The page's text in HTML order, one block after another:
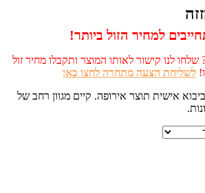
למחיר הזול ביותר!
לנו קישור לאותו המוצר ותקבלו מחיר זול
לשליחת הצעה מתחרה לחצו כאן
אישית תוצר אירופה. קיים מגוון רחב של